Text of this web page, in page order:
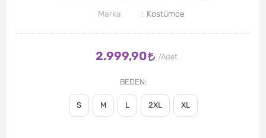
Marka Kostümce
2.999,90
BEDEN
S M L 2XL XL